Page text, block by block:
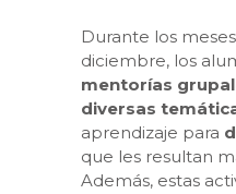
Durante los
diciembre, los
mentorías
diversas
aprendizaje para
que les resultan
Además, estas